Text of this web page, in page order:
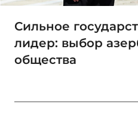
Сильное
лидер: выбор
общества